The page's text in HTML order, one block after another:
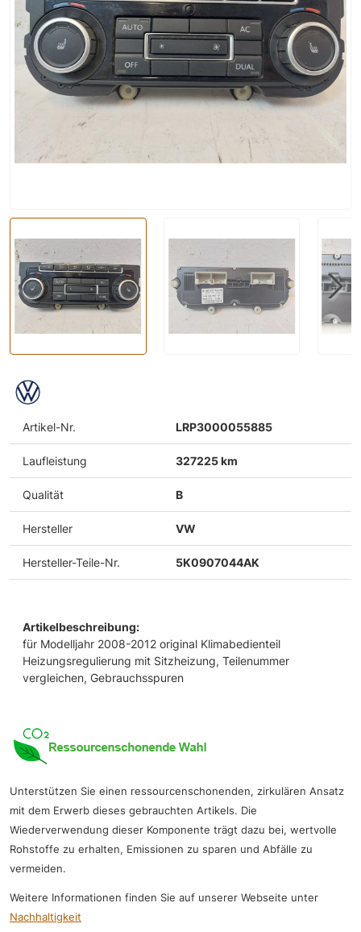
Artikel-Nr. LRP3000055885
Laufleistung 327225 km
Qualität B
Hersteller VW
Hersteller-Teile-Nr. 5K0907044AK
Artikelbeschreibung:
für Modelljahr 2008-2012 original Klimabedienteil
Heizungsregulierung mit Sitzheizung, Teilenummer
vergleichen, Gebrauchsspuren
Unterstützen Sie einen ressourcenschonenden, zirkulären Ansatz
mit dem Erwerb dieses gebrauchten Artikels. Die
Wiederverwendung dieser Komponente trägt dazu bei, wertvolle
Rohstoffe zu erhalten, Emissionen zu sparen und Abfälle zu
vermeiden.
Weitere Informationen finden Sie auf unserer Webseite unter
Nachhaltigkeit